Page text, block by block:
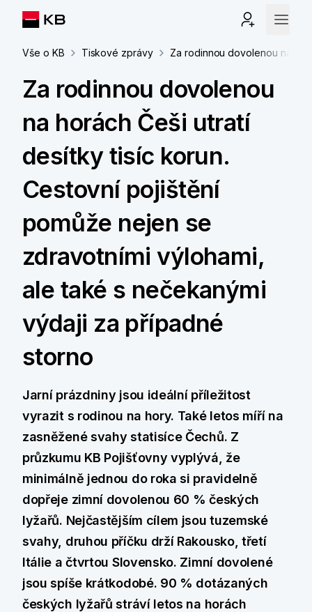
Vše o KB Tiskové zprávy Za rodinnou dovolenou na
Za rodinnou dovolenou
na horách Češi utratí
desítky tisíc korun.
Cestovní pojištění
pomůže nejen se
zdravotními výlohami,
ale také s nečekanými
výdaji za případné
storno
Jarní prázdniny jsou ideální příležitost
vyrazit s rodinou na hory. Také letos míří na
zasněžené svahy statisíce Čechů. Z
průzkumu KB Pojišťovny vyplývá, že
minimálně jednou do roka si pravidelně
dopřeje zimní dovolenou 60 % českých
lyžařů. Nejčastějším cílem jsou tuzemské
svahy, druhou příčku drží Rakousko, třetí
Itálie a čtvrtou Slovensko. Zimní dovolené
jsou spíše krátkodobé. 90 % dotázaných
českých lyžařů stráví letos na horách